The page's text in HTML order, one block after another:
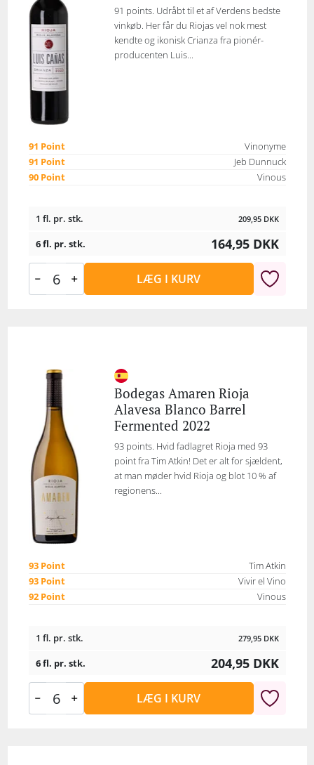
91 points. Udråbt til et af Verdens bedste
vinkøb. Her får du Riojas vel nok mest
kendte og ikonisk Crianza fra pionér-
producenten Luis...
91 Point
Vinonyme
91 Point
Jeb Dunnuck
90 Point
Vinous
1 fl. pr. stk. 209,95 DKK
6 fl. pr. stk. 164,95 DKK
LÆG I KURV
Bodegas Amaren Rioja
Alavesa Blanco Barrel
Fermented 2022
93 points. Hvid fadlagret Rioja med 93
point fra Tim Atkin! Det er alt for sjældent,
at man møder hvid Rioja og blot 10 % af
regionens...
93 Point
Tim Atkin
93 Point
Vivir el Vino
92 Point
Vinous
1 fl. pr. stk. 279,95 DKK
6 fl. pr. stk. 204,95 DKK
LÆG I KURV